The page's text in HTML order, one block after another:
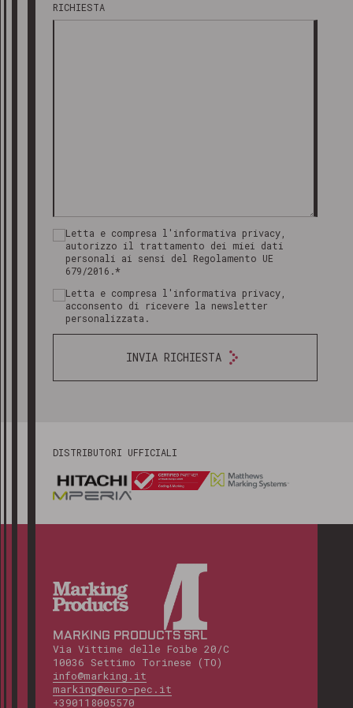
RICHIESTA
Letta e compresa l'informativa privacy,
autorizzo il trattamento dei miei dati
personali ai sensi del Regolamento UE
679/2016.*
Letta e compresa l'informativa privacy,
acconsento di ricevere la newsletter
personalizzata.
INVIA RICHIESTA
DISTRIBUTORI UFFICIALI
MARKING PRODUCTS SRL
Via Vittime delle Foibe 20/C
10036 Settimo Torinese (TO)
info@marking.it
marking@euro-pec.it
+390118005570